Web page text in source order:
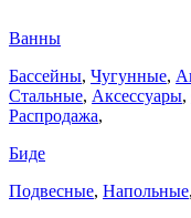
Ванны
Бассейны, Чугунные,
Стальные, Аксессуары,
Распродажа,
Биде
Подвесные, Напольные,